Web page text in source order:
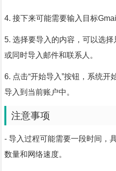
4. 接下来可能需要输入目标
5. 选择要导入的内容，可以选
或同时导入邮件和联系人。
6. 点击“开始导入”按钮，系统开
导入到当前账户中。
注意事项
- 导入过程可能需要一段时间，
数量和网络速度。